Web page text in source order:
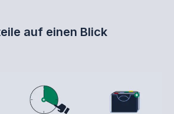
auf einen Blick